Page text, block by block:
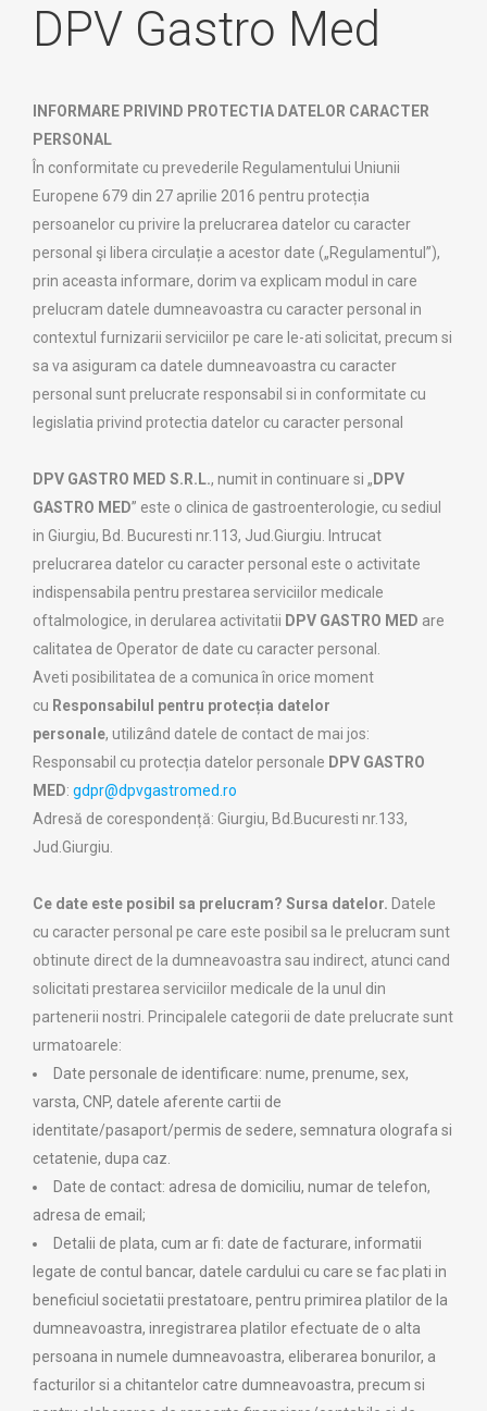
DPV Gastro Med
INFORMARE PRIVIND PROTECTIA DATELOR CARACTER
PERSONAL
În conformitate cu prevederile Regulamentului Uniunii
Europene 679 din 27 aprilie 2016 pentru protecția
persoanelor cu privire la prelucrarea datelor cu caracter
personal şi libera circulație a acestor date („Regulamentul”),
prin aceasta informare, dorim va explicam modul in care
prelucram datele dumneavoastra cu caracter personal in
contextul furnizarii serviciilor pe care le-ati solicitat, precum si
sa va asiguram ca datele dumneavoastra cu caracter
personal sunt prelucrate responsabil si in conformitate cu
legislatia privind protectia datelor cu caracter personal
DPV GASTRO MED S.R.L., numit in continuare si „ DPV
GASTRO MED” este o clinica de gastroenterologie, cu sediul
in Giurgiu, Bd. Bucuresti nr.113, Jud.Giurgiu. Intrucat
prelucrarea datelor cu caracter personal este o activitate
indispensabila pentru prestarea serviciilor medicale
oftalmologice, in derularea activitatii DPV GASTRO MED are
calitatea de Operator de date cu caracter personal.
Aveti posibilitatea de a comunica în orice moment
cu Responsabilul pentru protecția datelor
personale, utilizând datele de contact de mai jos:
Responsabil cu protecția datelor personale DPV GASTRO
MED: gdpr@dpvgastromed.ro
Adresă de corespondență: Giurgiu, Bd.Bucuresti nr.133,
Jud.Giurgiu.
Ce date este posibil sa prelucram? Sursa datelor. Datele
cu caracter personal pe care este posibil sa le prelucram sunt
obtinute direct de la dumneavoastra sau indirect, atunci cand
solicitati prestarea serviciilor medicale de la unul din
partenerii nostri. Principalele categorii de date prelucrate sunt
urmatoarele:
Date personale de identificare: nume, prenume, sex,
varsta, CNP, datele aferente cartii de
identitate/pasaport/permis de sedere, semnatura olografa si
cetatenie, dupa caz.
Date de contact: adresa de domiciliu, numar de telefon,
adresa de email;
Detalii de plata, cum ar fi: date de facturare, informatii
legate de contul bancar, datele cardului cu care se fac plati in
beneficiul societatii prestatoare, pentru primirea platilor de la
dumneavoastra, inregistrarea platilor efectuate de o alta
persoana in numele dumneavoastra, eliberarea bonurilor, a
facturilor si a chitantelor catre dumneavoastra, precum si